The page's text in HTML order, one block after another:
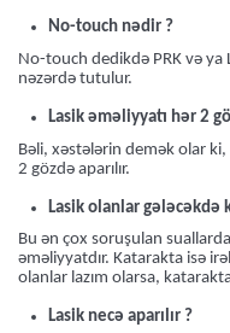
No-touch nədir ?
No-touch dedikdə PRK və ya
nəzərdə tutulur.
Lasik əməliyyatı hər 2
Bəli, xəstələrin demək olar
2 gözdə aparılır.
Lasik olanlar
Bu ən çox soruşulan
əməliyyatdır. Katarakta isə
olanlar lazım olarsa,
Lasik necə aparılır ?